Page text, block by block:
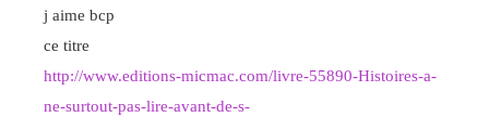
j aime bcp
ce titre
http://www.editions-micmac.com/livre-55890-Histoires-a-
ne-surtout-pas-lire-avant-de-s-